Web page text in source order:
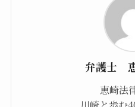
弁護士
恵崎法